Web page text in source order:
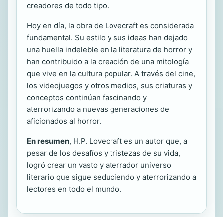
creadores de todo tipo.
Hoy en día, la obra de Lovecraft es considerada
fundamental. Su estilo y sus ideas han dejado
una huella indeleble en la literatura de horror y
han contribuido a la creación de una mitología
que vive en la cultura popular. A través del cine,
los videojuegos y otros medios, sus criaturas y
conceptos continúan fascinando y
aterrorizando a nuevas generaciones de
aficionados al horror.
En resumen, H.P. Lovecraft es un autor que, a
pesar de los desafíos y tristezas de su vida,
logró crear un vasto y aterrador universo
literario que sigue seduciendo y aterrorizando a
lectores en todo el mundo.